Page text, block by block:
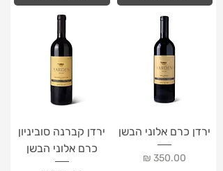
ירדן כרם אלוני הבשן
מחיר
ירדן קברנה סוביניון
כרם אלוני הבשן